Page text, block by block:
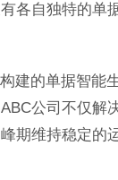
各自独特的单
建的单据智能
公司不仅解
期维持稳定的